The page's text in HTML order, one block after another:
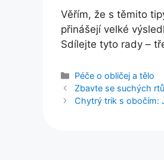
Věřím, že s těmito
přinášejí velké
Sdílejte tyto rady –
Rubriky
Péče o obličej a tělo
Zbavte se suchých
Chytrý trik s obočím: